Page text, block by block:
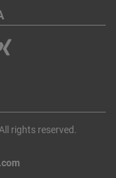
rights reserved.